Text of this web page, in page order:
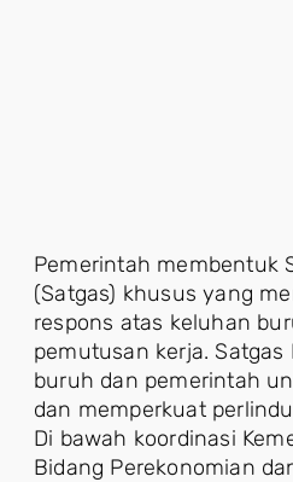
Pemerintah membentuk
(Satgas) khusus yang
respons atas keluhan
pemutusan kerja. Satgas
buruh dan pemerintah
dan memperkuat
Di bawah koordinasi
Bidang Perekonomian